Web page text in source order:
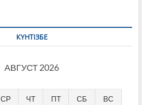
КҮНТІЗБЕ
АВГУСТ 2026
СР ЧТ ПТ СБ ВС